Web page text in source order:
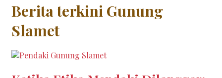
Berita terkini Gunung
Slamet